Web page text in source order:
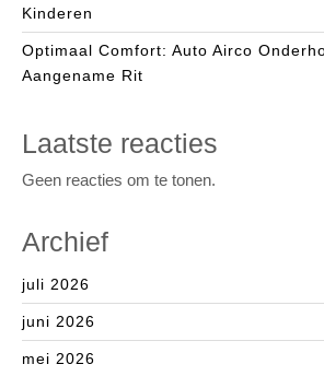
Kinderen
Optimaal Comfort: Auto Airco
Aangename Rit
Laatste reacties
Geen reacties om te tonen.
Archief
juli 2026
juni 2026
mei 2026